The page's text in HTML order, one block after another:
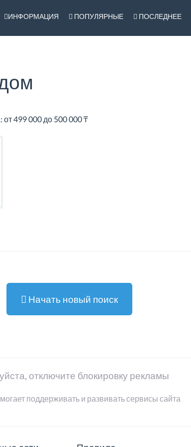
ИНФОРМАЦИЯ ПОПУЛЯРНЫЕ ПОСЛЕДНЕЕ
499 000 до 500 000 ₸
Начать новый поиск
отключите блокировку рекламы
поддерживать и развивать сервисы сайта